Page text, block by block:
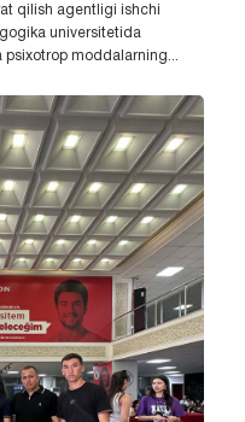
qilish agentligi ishchi
universitetida
moddalarning...